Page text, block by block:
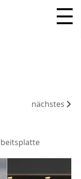
nächstes